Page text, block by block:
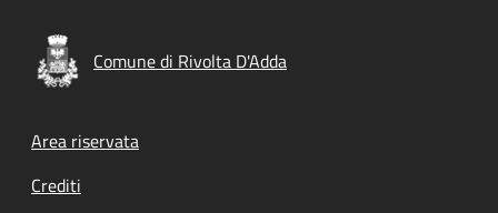
Comune di Rivolta D'Adda
Footer menu
Area riservata
Crediti